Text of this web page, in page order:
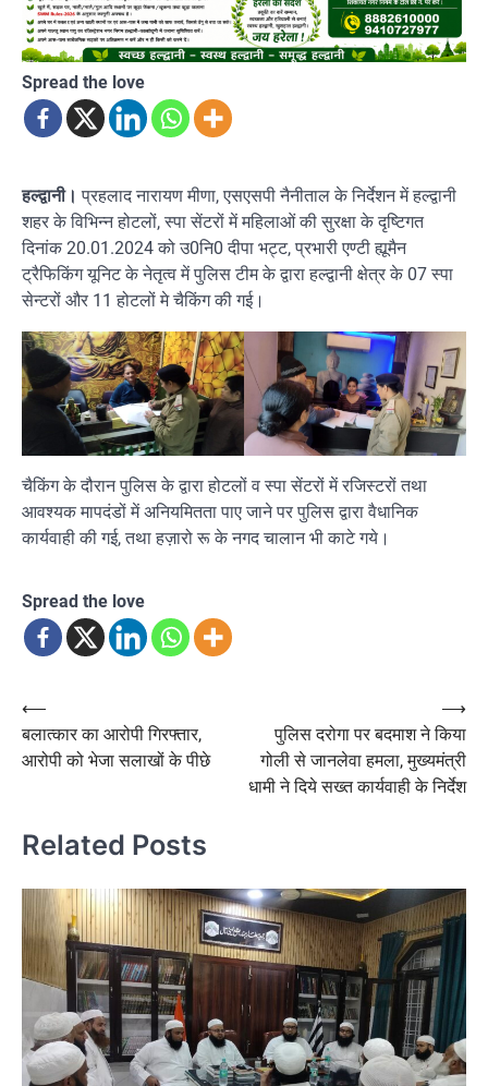
Spread the love
हल्द्वानी। प्रहलाद नारायण मीणा, एसएसपी नैनीताल के निर्देशन में हल्द्वानी
शहर के विभिन्न होटलों, स्पा सेंटरों में महिलाओं की सुरक्षा के दृष्टिगत
दिनांक 20.01.2024 को उ0नि0 दीपा भट्ट, प्रभारी एण्टी ह्यूमैन
ट्रैफिकिंग यूनिट के नेतृत्व में पुलिस टीम के द्वारा हल्द्वानी क्षेत्र के 07 स्पा
सेन्टरों और 11 होटलों मे चैकिंग की गई।
चैकिंग के दौरान पुलिस के द्वारा होटलों व स्पा सेंटरों में रजिस्टरों तथा
आवश्यक मापदंडों में अनियमितता पाए जाने पर पुलिस द्वारा वैधानिक
कार्यवाही की गई, तथा हज़ारो रू के नगद चालान भी काटे गये।
Spread the love
Post
navigation
⟵
बलात्कार का आरोपी गिरफ्तार,
आरोपी को भेजा सलाखों के पीछे
पुलिस दरोगा पर बदमाश ने किया
गोली से जानलेवा हमला, मुख्यमंत्री
धामी ने दिये सख्त कार्यवाही के निर्देश
⟶
Related Posts